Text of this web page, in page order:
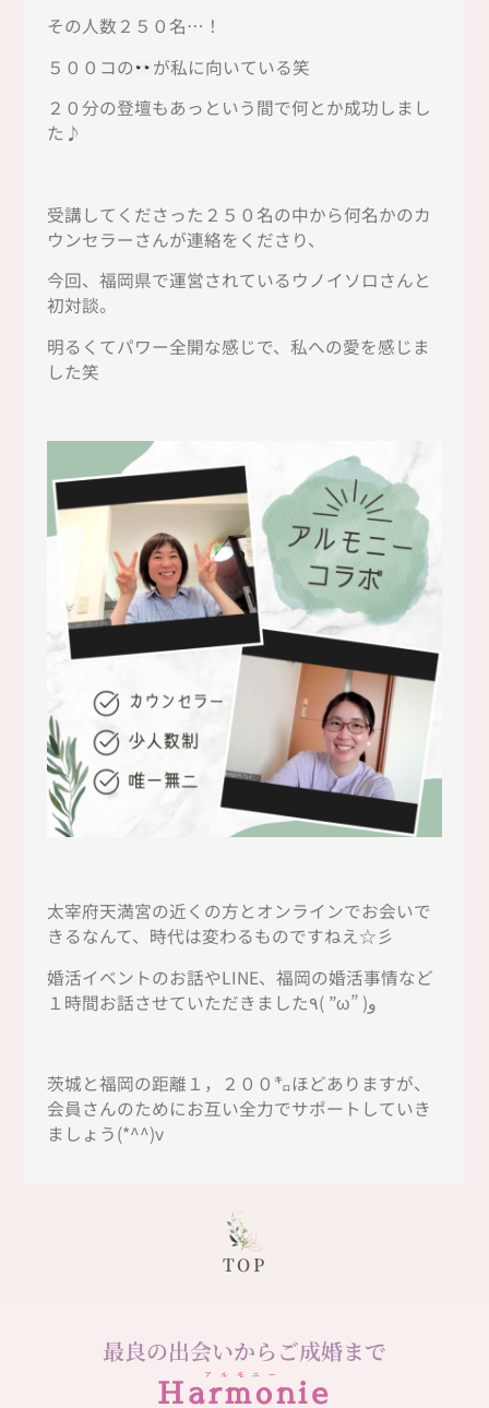
その人数２５０名…！
５００コの
が私に向いている笑
２０分の登壇もあっという間で何とか成功しまし
た♪
受講してくださった２５０名の中から何名かのカ
ウンセラーさんが連絡をくださり、
今回、福岡県で運営されているウノイソロさんと
初対談。
明るくてパワー全開な感じで、私への愛を感じま
した笑
太宰府天満宮の近くの方とオンラインでお会いで
きるなんて、時代は変わるものですねえ☆彡
婚活イベントのお話やLINE、福岡の婚活事情など
１時間お話させていただきました٩( ”ω” )و
茨城と福岡の距離１，２００㌔ほどありますが、
会員さんのためにお互い全力でサポートしていき
ましょう(*^^)v
TOP
最良の出会いからご成婚まで
アルモニー
Harmonie